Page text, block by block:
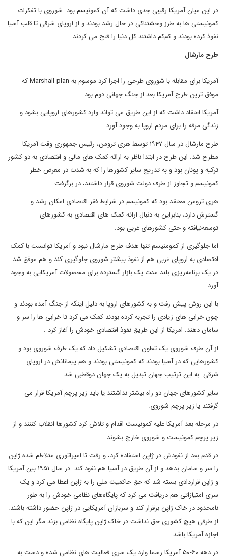
در این میان آمریکا رقیبی جدی داشت که آن کمونیسم بود. شوروی با تفکرات
کمونیستی ها به طرز وحشتناکی در حال رشد بودند و از اروپای شرقی تا قلب آسیا
نفوذ کرده بودند و کم‌کم داشتند کل دنیا را فتح می کردند.
طرح مارشال
آمریکا برای مقابله با شوروی طرحی را اجرا کرد موسوم به Marshall plan که
موفق ترین طرح آمریکا بعد از جنگ جهانی دوم بود .
آمریکا اعتقاد داشت که از این طریق می تواند وارد کشورهای اروپایی بشود و
زندگی مرفه را برای مردم اروپا به وجود آورد.
طرح مارشال در سال ۱۹۴۷ توسط هری ترومن، رئیس جمهوری وقت آمریکا
مطرح شد. این طرح در ابتدا ناظر به ارائه کمک های مالی و اقتصادی به دو کشور
ترکیه و یونان بود و به تدریج سایر کشورها را که به شدت در معرض خطر
کمونیسم و تجاوز از طرف دولت شوروی قرار داشتند، در برگرفت.
هری ترومن معتقد بود که کمونیسم در شرایط فقر اقتصادی امکان رشد و
گسترش دارد، بنابراین به دنبال ارائه کمک های اقتصادی به کشورهای
توسعه‌نیافته و حتی کشورهای غربی بود.
اما جلوگیری از کمومنیسم تنها هدف طرح مارشال نبود و آمریکا توانست با کمک
اقتصادی به اروپای غربی هم از نفوذ بیشتر شوروی جلوگیری کند و هم موفق شد
در یک برنامه‌ریزی بلند مدت یک بازار گسترده برای محصولات آمریکایی به وجود
آورد.
با این روش پیش رفت و به کشورهای اروپا به دلیل اینکه از جنگ آمده بودند و
چون خرابی های زیادی را تجربه کرده بودند کمک می کرد تا خرابی ها را سر و
سامان دهند. امریکا از این طریق نفوذ اقتصادی خودش را آغاز کرد .
از آن طرف شوروی یک تعاون اقتصادی تشکیل داد که یک طرف شوروی بود و
کشورهایی که در آسیا بودند که کمونیستی بودند و هم پیمانانش در اروپای
شرقی. به این ترتیب جهان تبدیل به یک جهان دوقطبی شد.
سایر کشورهای جهان دو راه بیشتر نداشتند یا باید زیر پرچم آمریکا قرار می
گرفتند یا زیر پرچم شوروی.
در مرحله بعد آمریکا علیه کمونیست اقدام و تلاش کرد کشورها انقلاب کننند و از
زیر پرچم کمونیست و شوروی خارج بشوند.
در قدم بعد از نفوذش در ژاپن استفاده کرد، و رفت تا امپراتوری متلاطم شده ژاپن
را سر و سامان بدهد و از آن طریق در آسیا هم نفوذ کند. در سال ۱۹۵۱ بین آمریکا
و ژاپن قراردادی بسته شد که حق حاکمیت ملی را به ژاپن اعطا می کرد و یک
سری امتیازاتی هم دریافت می کرد که پایگاه‌های نظامی خودش را به طور
نامحدود در خاک ژاپن برقرار کند و سربازان آمریکایی در ژاپن حضور داشته باشند.
از طرفی هیچ کشوری حق نداشت در خاک ژاپن پایگاه نظامی بزند مگر این که با
اجازه آمریکا باشد.
در دهه ۶۰-۵۰ آمریکا رسما وارد یک سری فعالیت های نظامی شده و دست به